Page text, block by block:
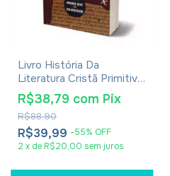
Livro História Da
Literatura Cristã Primitiva
- Introdução Ao Novo
Testamento Philipp
Vielhauer
R$39,99 -55% OFF
R$88,90
R$38,79 com Pix
2 x de R$20,00 sem juros